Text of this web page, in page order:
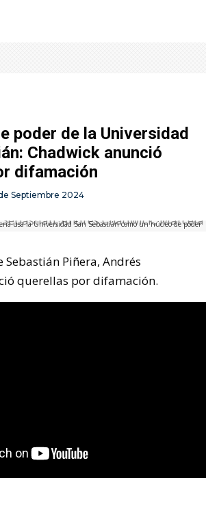
poder de la Universidad
Chadwick anunció
difamación
Septiembre 2024
usa la Universidad San Sebastián como un núcleo de poder
Sebastián Piñera, Andrés
querellas por difamación.